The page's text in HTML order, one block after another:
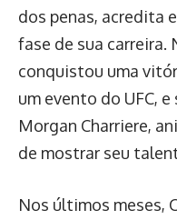
dos penas, acredita
fase de sua carreira.
conquistou uma
um evento do UFC,
Morgan Charriere,
de mostrar seu
Nos últimos meses,